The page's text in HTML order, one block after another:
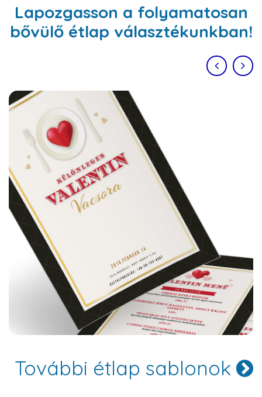
Lapozgasson a folyamatosan
bővülő étlap választékunkban!
További étlap sablonok